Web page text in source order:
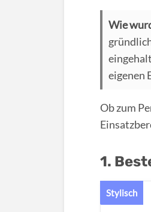
Wie
eigenen
Ob zum
1.
Stylisch